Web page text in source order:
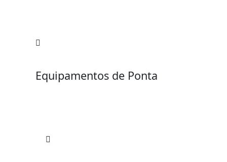
Equipamentos de Ponta